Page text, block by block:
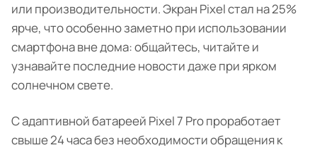
или производительности. Экран Pixel стал на 25%
ярче, что особенно заметно при использовании
смартфона вне дома: общайтесь, читайте и
узнавайте последние новости даже при ярком
солнечном свете.
С адаптивной батареей Pixel 7 Pro проработает
свыше 24 часа без необходимости обращения к